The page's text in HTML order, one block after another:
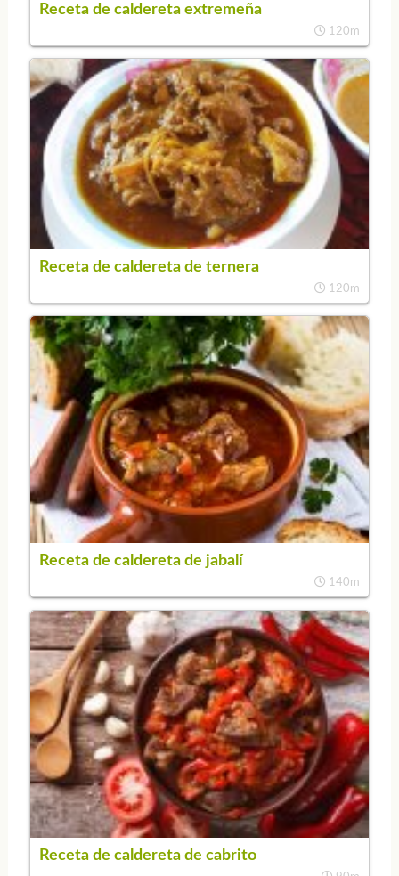
Receta de caldereta extremeña
120m
Receta de caldereta de ternera
120m
Receta de caldereta de jabalí
140m
Receta de caldereta de cabrito